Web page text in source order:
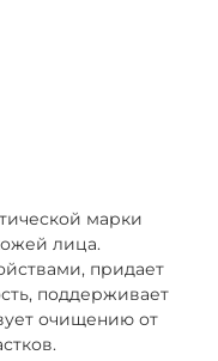
марки
лица.
придает
поддерживает
очищению от